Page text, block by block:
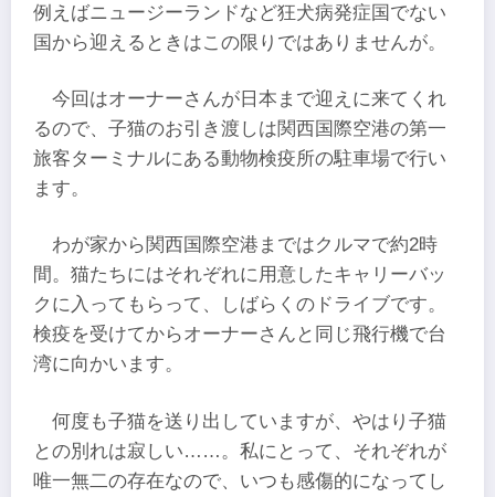
例えばニュージーランドなど狂犬病発症国でない
国から迎えるときはこの限りではありませんが。
今回はオーナーさんが日本まで迎えに来てくれ
るので、子猫のお引き渡しは関西国際空港の第一
旅客ターミナルにある動物検疫所の駐車場で行い
ます。
わが家から関西国際空港まではクルマで約2時
間。猫たちにはそれぞれに用意したキャリーバッ
クに入ってもらって、しばらくのドライブです。
検疫を受けてからオーナーさんと同じ飛行機で台
湾に向かいます。
何度も子猫を送り出していますが、やはり子猫
との別れは寂しい……。私にとって、それぞれが
唯一無二の存在なので、いつも感傷的になってし